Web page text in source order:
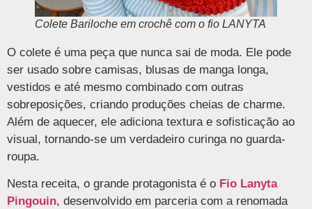
Colete Bariloche em crochê com o fio LANYTA
O colete é uma peça que nunca sai de moda. Ele pode
ser usado sobre camisas, blusas de manga longa,
vestidos e até mesmo combinado com outras
sobreposições, criando produções cheias de charme.
Além de aquecer, ele adiciona textura e sofisticação ao
visual, tornando-se um verdadeiro curinga no guarda-
roupa.
Nesta receita, o grande protagonista é o Fio Lanyta
Pingouin, desenvolvido em parceria com a renomada